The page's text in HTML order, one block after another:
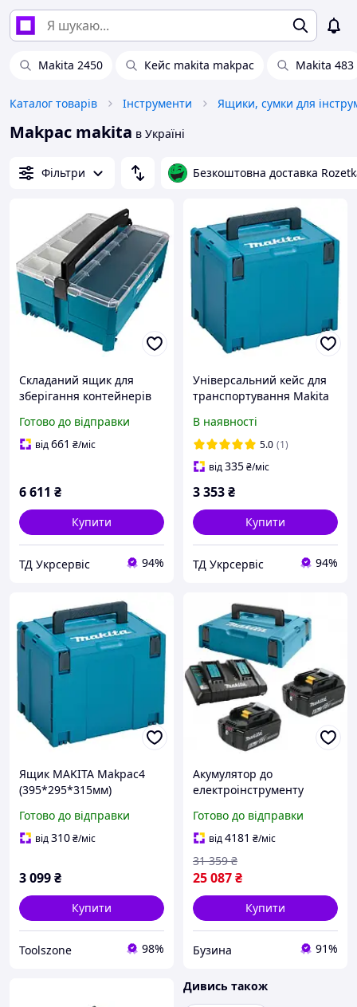
Makita 2450 Кейс makita makpac Makita 483
Каталог товарів Інструменти Ящики, сумки для
Makpac makita в Україні
Фільтри Безкоштовна доставка
Складаний ящик для
зберігання контейнерів
Готово до відправки
від661 ₴/міс
6 611 ₴
Купити
ТД Укрсервіс 94%
Універсальний кейс для
транспортування Makita
В наявності
5.0 (1)
від335₴/міс
3 353₴
Купити
ТД Укрсервіс 94%
Ящик MAKITA Makpac4
(395*295*315мм)
Готово до відправки
від310₴/міс
3 099₴
Купити
Toolszone 98%
Акумулятор до
електроінструменту
BL1860Bx2, DC18RD,
Makpac3 198077-8 garage
Готово до відправки
від4181 ₴/міс
25 087₴
31 359 ₴
Купити
Бузина 91%
Дивись також